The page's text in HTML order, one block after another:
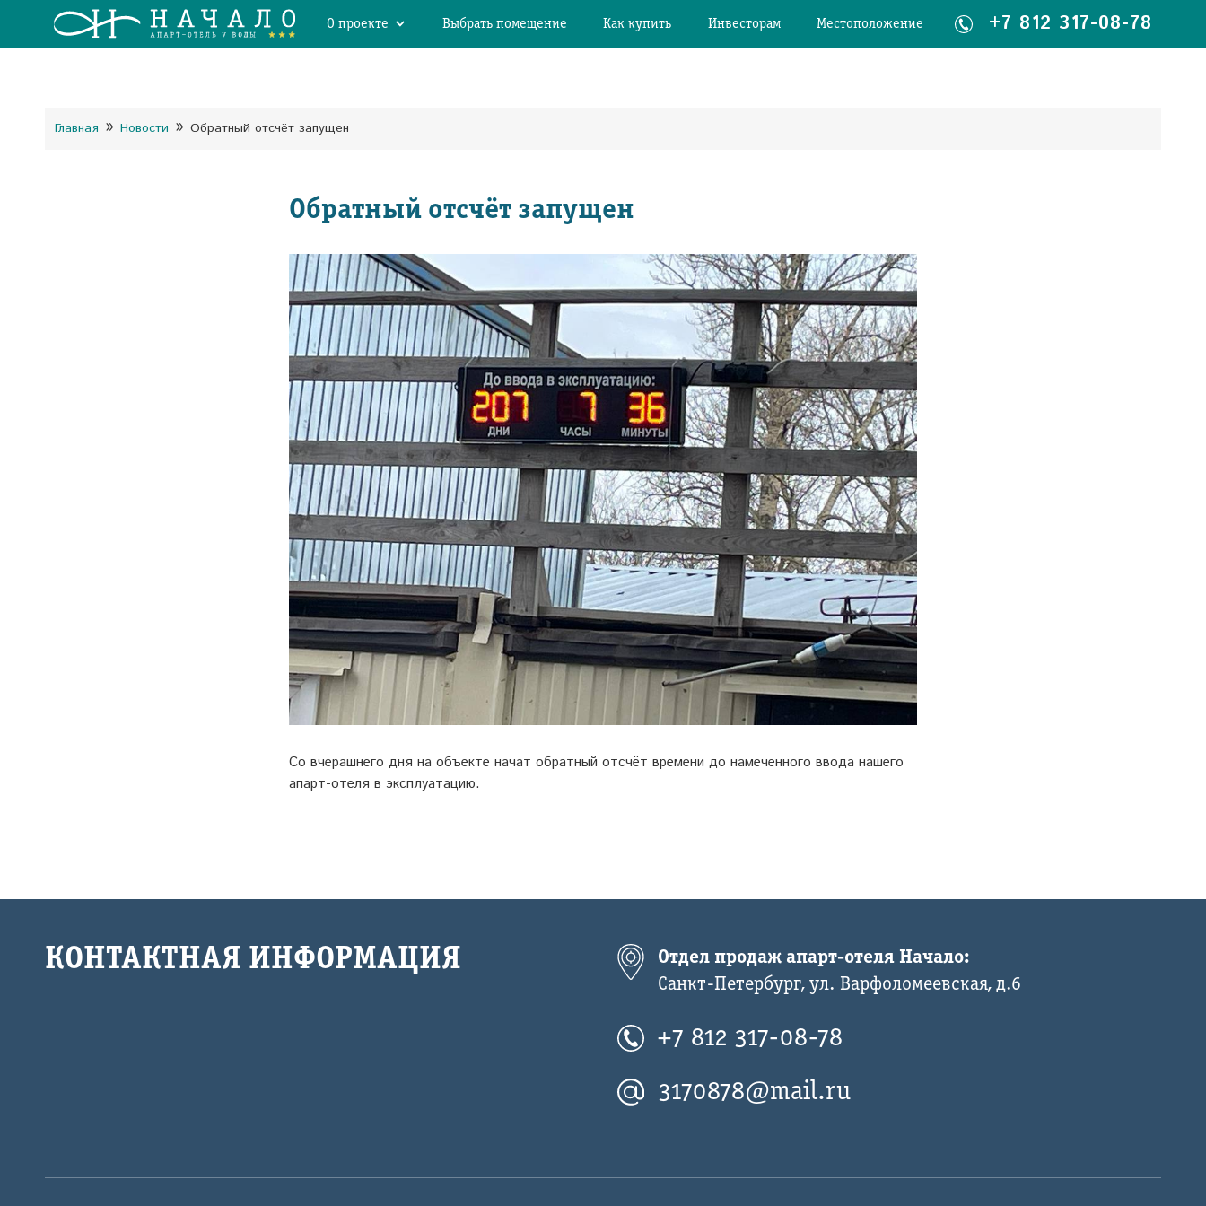
О проекте Выбрать помещение Как купить Инвесторам Местоположение +7 812 317-08-78
Главная » Новости » Обратный отсчёт запущен
Обратный отсчёт запущен
Со вчерашнего дня на объекте начат обратный отсчёт времени до намеченного ввода нашего
апарт-отеля в эксплуатацию.
КОНТАКТНАЯ ИНФОРМАЦИЯ
Отдел продаж апарт-отеля Начало:
Санкт-Петербург, ул. Варфоломеевская, д.6
+7 812 317-08-78
3170878@mail.ru